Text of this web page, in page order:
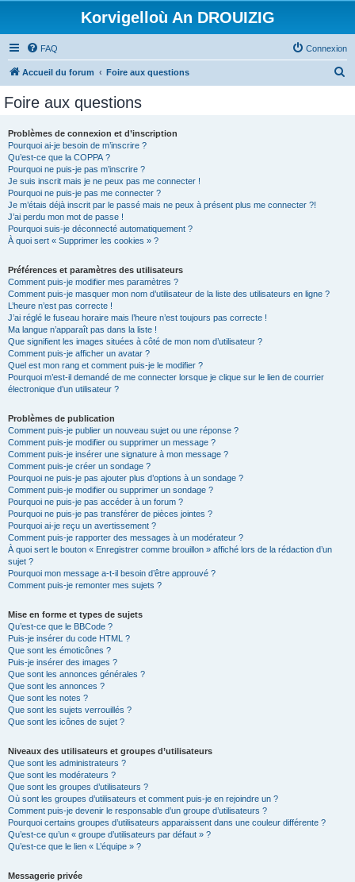
Korvigelloù An DROUIZIG
FAQ Connexion
Accueil du forum Foire aux questions
Foire aux questions
Problèmes de connexion et d’inscription
Pourquoi ai-je besoin de m’inscrire ?
Qu’est-ce que la COPPA ?
Pourquoi ne puis-je pas m’inscrire ?
Je suis inscrit mais je ne peux pas me connecter !
Pourquoi ne puis-je pas me connecter ?
Je m’étais déjà inscrit par le passé mais ne peux à présent plus me connecter ?!
J’ai perdu mon mot de passe !
Pourquoi suis-je déconnecté automatiquement ?
À quoi sert « Supprimer les cookies » ?
Préférences et paramètres des utilisateurs
Comment puis-je modifier mes paramètres ?
Comment puis-je masquer mon nom d’utilisateur de la liste des utilisateurs en ligne ?
L’heure n’est pas correcte !
J’ai réglé le fuseau horaire mais l’heure n’est toujours pas correcte !
Ma langue n’apparaît pas dans la liste !
Que signifient les images situées à côté de mon nom d’utilisateur ?
Comment puis-je afficher un avatar ?
Quel est mon rang et comment puis-je le modifier ?
Pourquoi m’est-il demandé de me connecter lorsque je clique sur le lien de courrier
électronique d’un utilisateur ?
Problèmes de publication
Comment puis-je publier un nouveau sujet ou une réponse ?
Comment puis-je modifier ou supprimer un message ?
Comment puis-je insérer une signature à mon message ?
Comment puis-je créer un sondage ?
Pourquoi ne puis-je pas ajouter plus d’options à un sondage ?
Comment puis-je modifier ou supprimer un sondage ?
Pourquoi ne puis-je pas accéder à un forum ?
Pourquoi ne puis-je pas transférer de pièces jointes ?
Pourquoi ai-je reçu un avertissement ?
Comment puis-je rapporter des messages à un modérateur ?
À quoi sert le bouton « Enregistrer comme brouillon » affiché lors de la rédaction d’un
sujet ?
Pourquoi mon message a-t-il besoin d’être approuvé ?
Comment puis-je remonter mes sujets ?
Mise en forme et types de sujets
Qu’est-ce que le BBCode ?
Puis-je insérer du code HTML ?
Que sont les émoticônes ?
Puis-je insérer des images ?
Que sont les annonces générales ?
Que sont les annonces ?
Que sont les notes ?
Que sont les sujets verrouillés ?
Que sont les icônes de sujet ?
Niveaux des utilisateurs et groupes d’utilisateurs
Que sont les administrateurs ?
Que sont les modérateurs ?
Que sont les groupes d’utilisateurs ?
Où sont les groupes d’utilisateurs et comment puis-je en rejoindre un ?
Comment puis-je devenir le responsable d’un groupe d’utilisateurs ?
Pourquoi certains groupes d’utilisateurs apparaissent dans une couleur différente ?
Qu’est-ce qu’un « groupe d’utilisateurs par défaut » ?
Qu’est-ce que le lien « L’équipe » ?
Messagerie privée